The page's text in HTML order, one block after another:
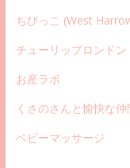
ちびっこ (West
チューリップロンドン
お産ラボ
くさのさんと愉快な仲
ベビーマッサージ